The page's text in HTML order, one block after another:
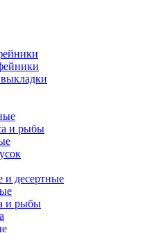
и рыбы
десертные
и рыбы